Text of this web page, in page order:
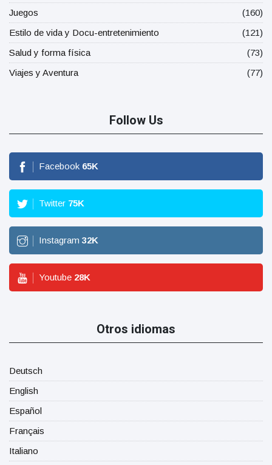
Juegos
(160)
Estilo de vida y Docu-entretenimiento
(121)
Salud y forma física
(73)
Viajes y Aventura
(77)
Follow Us
Facebook 65K
Twitter 75K
Instagram 32K
Youtube 28K
Otros idiomas
Deutsch
English
Español
Français
Italiano